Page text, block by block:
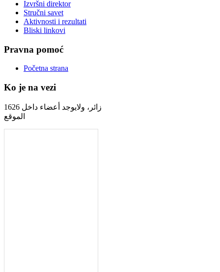
Izvršni direktor
Stručni savet
Aktivnosti i rezultati
Bliski linkovi
Pravna pomoć
Početna strana
Ko je na vezi
1626 زائر، ولايوجد أعضاء داخل
الموقع